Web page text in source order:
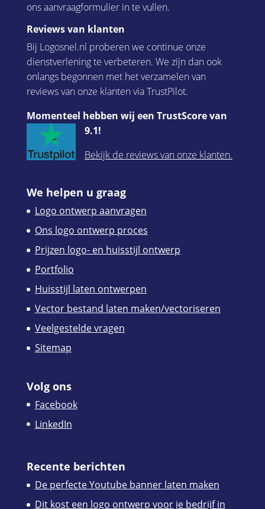
ons aanvraagformulier in te vullen.
Reviews van klanten
Bij Logosnel.nl proberen we continue onze
dienstverlening te verbeteren. We zijn dan ook
onlangs begonnen met het verzamelen van
reviews van onze klanten via TrustPilot.
Momenteel hebben wij een TrustScore van
9.1!
Bekijk de reviews van onze klanten.
We helpen u graag
Logo ontwerp aanvragen
Ons logo ontwerp proces
Prijzen logo- en huisstijl ontwerp
Portfolio
Huisstijl laten ontwerpen
Vector bestand laten maken/vectoriseren
Veelgestelde vragen
Sitemap
Volg ons
Facebook
LinkedIn
Recente berichten
De perfecte Youtube banner laten maken
Dit kost een logo ontwerp voor je bedrijf in